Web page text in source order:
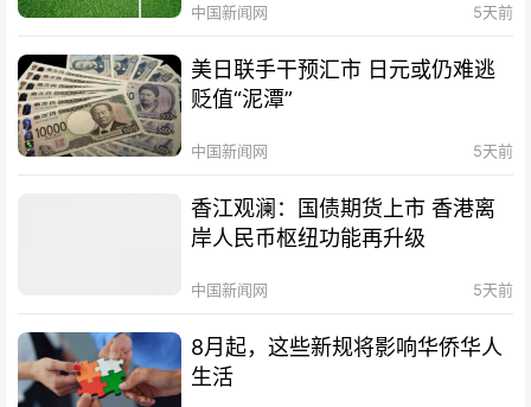
中国新闻网 5天前
美日联手干预汇市 日元或仍难逃
贬值“泥潭”
中国新闻网 5天前
香江观澜：国债期货上市 香港离
岸人民币枢纽功能再升级
中国新闻网 5天前
8月起，这些新规将影响华侨华人
生活